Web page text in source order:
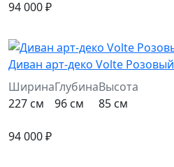
94 000 ₽
Диван арт-деко Volte Розовый
Ширина
227 см
Глубина
96 см
Высота
85 см
94 000 ₽